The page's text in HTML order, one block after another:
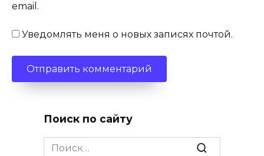
email.
Уведомлять меня о новых записях почтой.
Поиск по сайту
Search